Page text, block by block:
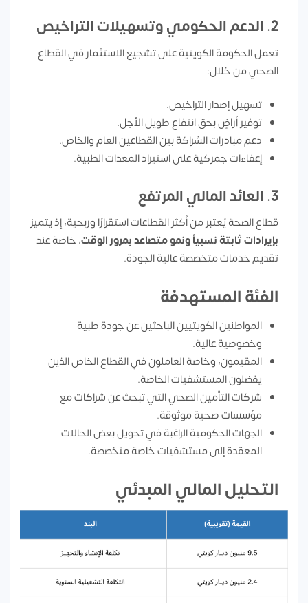
2. الدعم الحكومي وتسهيلات التراخيص
تعمل الحكومة الكويتية على تشجيع الاستثمار في القطاع
الصحي من خلال:
تسهيل إصدار التراخيص.
توفير أراضٍ بحق انتفاع طويل الأجل.
دعم مبادرات الشراكة بين القطاعين العام والخاص.
إعفاءات جمركية على استيراد المعدات الطبية.
3. العائد المالي المرتفع
قطاع الصحة يُعتبر من أكثر القطاعات استقرارًا وربحية، إذ يتميز
بإيرادات ثابتة نسبياً ونمو متصاعد بمرور الوقت، خاصة عند
تقديم خدمات متخصصة عالية الجودة.
الفئة المستهدفة
المواطنين الكويتيين الباحثين عن جودة طبية
وخصوصية عالية.
المقيمون، وخاصة العاملون في القطاع الخاص الذين
يفضلون المستشفيات الخاصة.
شركات التأمين الصحي التي تبحث عن شراكات مع
مؤسسات صحية موثوقة.
الجهات الحكومية الراغبة في تحويل بعض الحالات
المعقدة إلى مستشفيات خاصة متخصصة.
التحليل المالي المبدئي